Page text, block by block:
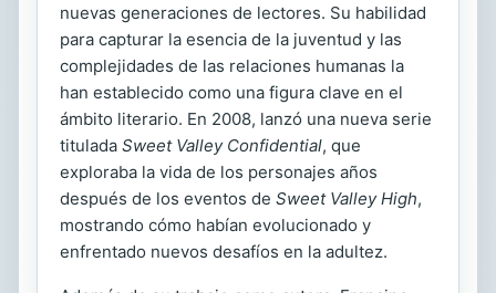
nuevas generaciones de lectores. Su habilidad
para capturar la esencia de la juventud y las
complejidades de las relaciones humanas la
han establecido como una figura clave en el
ámbito literario. En 2008, lanzó una nueva serie
titulada Sweet Valley Confidential, que
exploraba la vida de los personajes años
después de los eventos de Sweet Valley High,
mostrando cómo habían evolucionado y
enfrentado nuevos desafíos en la adultez.